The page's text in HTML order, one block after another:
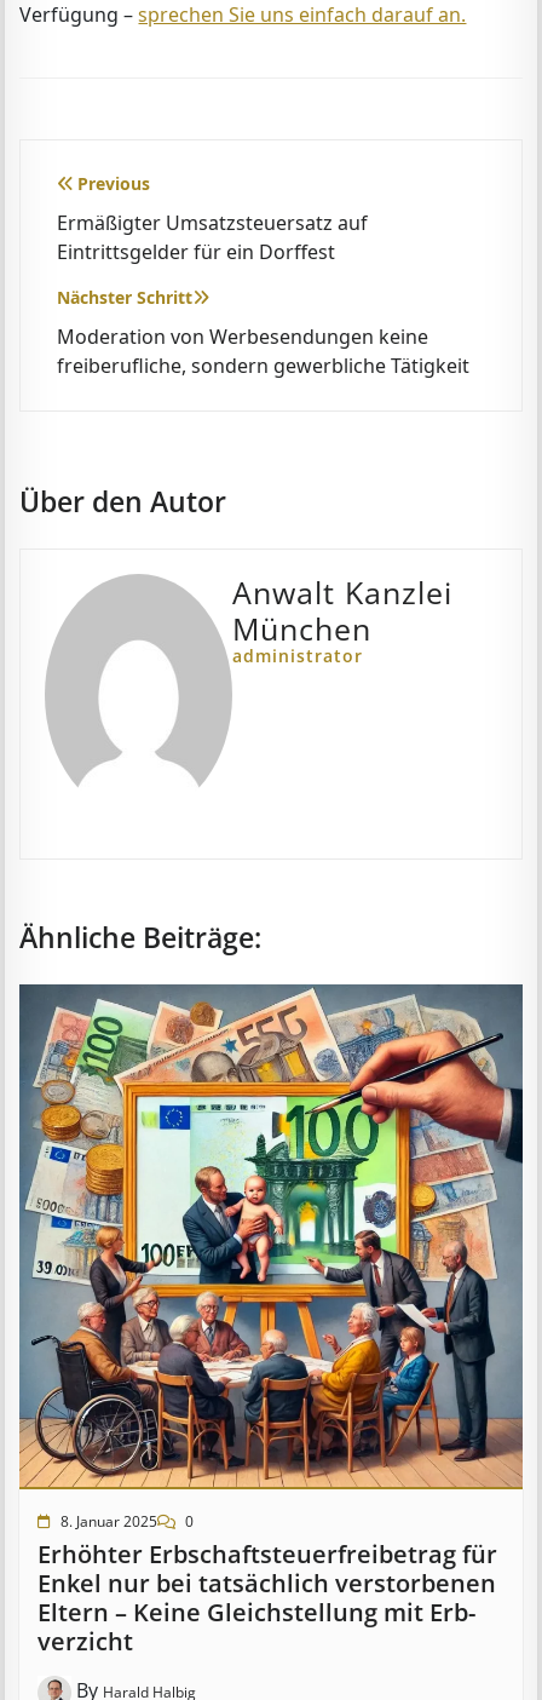
Verfügung –sprechen Sie uns einfach darauf an.
Beitragsnavigation
Previous
Ermäßigter Umsatzsteuersatz auf
Eintrittsgelder für ein Dorffest
Nächster Schritt
Moderation von Werbesendungen keine
freiberufliche, sondern gewerbliche Tätigkeit
Über den Autor
Anwalt Kanzlei
München
administrator
Ähnliche Beiträge:
8. Januar 2025 0
Erhöhter Erb­schaft­steuer­frei­be­trag für
Enkel nur bei tat­säch­lich ver­storb­en­en
Eltern – Keine Gleich­stell­ung mit Erb­
verzicht
By Harald Halbig